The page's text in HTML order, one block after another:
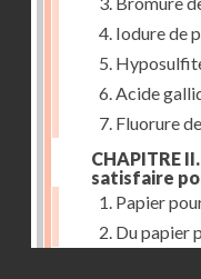
4. Iodure de
5.
6. Acide
7. Fluorure
CHAPITRE
satisfaire
1. Papier
2. Du papier